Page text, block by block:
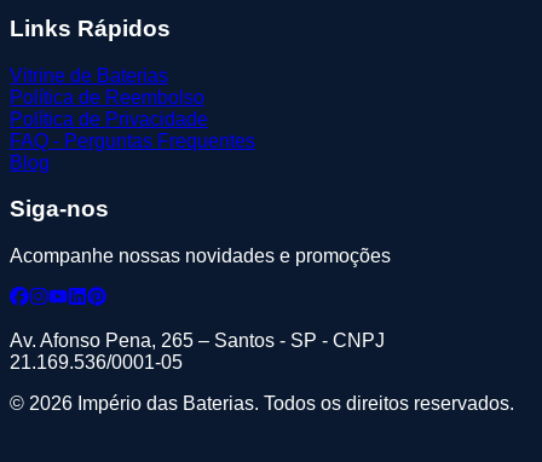
Links Rápidos
Vitrine de Baterias
Política de Reembolso
Política de Privacidade
FAQ - Perguntas Frequentes
Blog
Siga-nos
Acompanhe nossas novidades e promoções
Av. Afonso Pena, 265 – Santos - SP - CNPJ
21.169.536/0001-05
© 2026 Império das Baterias. Todos os direitos reservados.